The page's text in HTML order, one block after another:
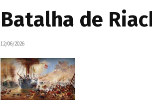
Batalha de
12/06/2026